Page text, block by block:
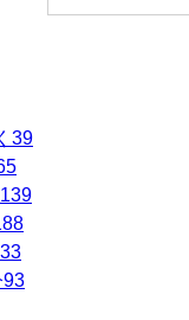
39
139
93